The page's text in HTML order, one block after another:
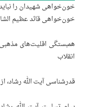
خون‌خواهی شهیدان را
خون‌خواهی قائد عظیم
همبستگی اقلیت‌های
انقلاب
قدرشناسی آیت الله رشاد،